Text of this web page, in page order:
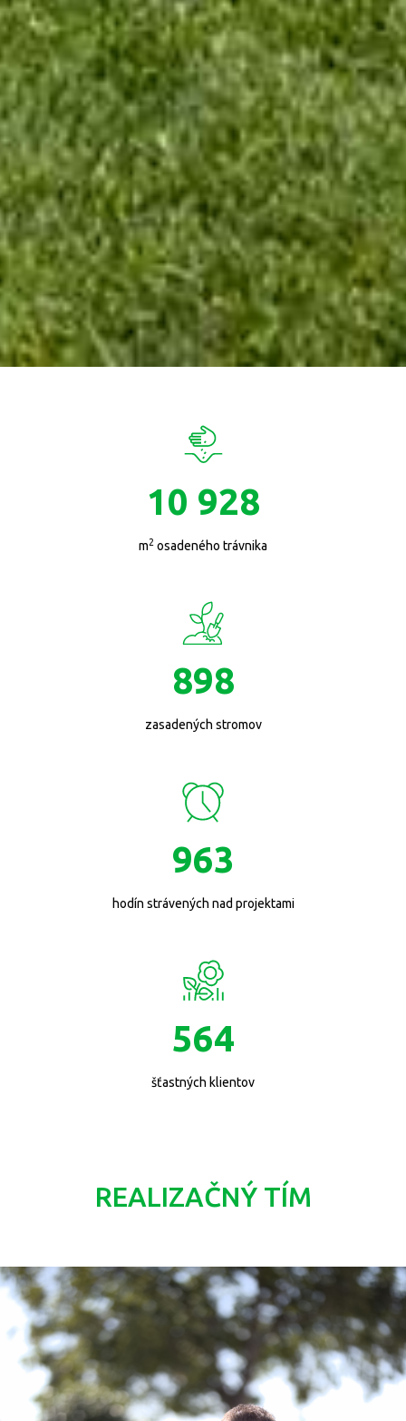
10 928
m2 osadeného trávnika
898
zasadených stromov
963
hodín strávených nad projektami
564
šťastných klientov
REALIZAČNÝ TÍM